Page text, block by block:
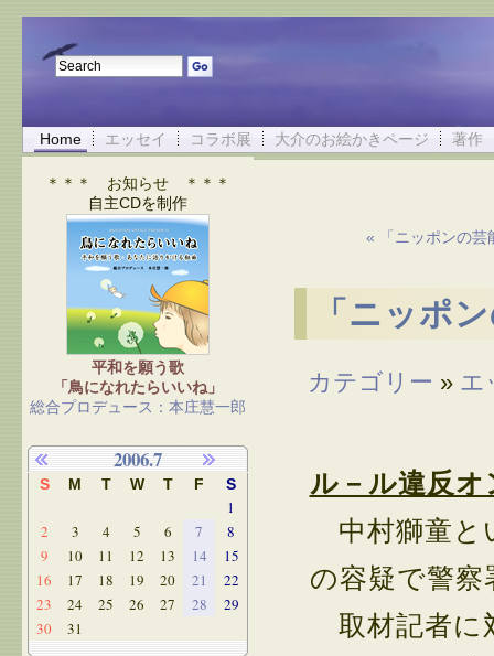
Home エッセイ コラボ展 大介のお絵かきページ 著作
« 「ニッポンの
「ニッポ
カテゴリー » エ
ル－ル違反
中村獅童と
の容疑で警
取材記者に
＊＊＊ お知らせ ＊＊＊
自主CDを制作
平和を願う歌
「鳥になれたらいいね」
総合プロデュース：本庄慧一郎
2006.7
S M T W T F S
1
2
3 4 5 6 7
8
9
10 11 12 13 14
15
16
17 18 19 20 21
22
23
24 25 26 27 28
29
30
31